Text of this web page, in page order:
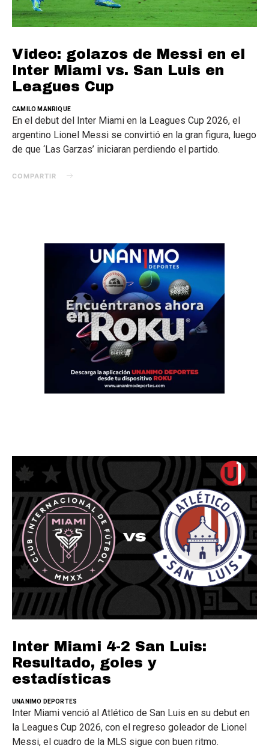
Video: golazos de Messi en el
Inter Miami vs. San Luis en
Leagues Cup
CAMILO MANRIQUE
En el debut del Inter Miami en la Leagues Cup 2026, el
argentino Lionel Messi se convirtió en la gran figura, luego
de que ‘Las Garzas’ iniciaran perdiendo el partido.
COMPARTIR
Inter Miami 4-2 San Luis:
Resultado, goles y
estadísticas
UNANIMO DEPORTES
Inter Miami venció al Atlético de San Luis en su debut en
la Leagues Cup 2026, con el regreso goleador de Lionel
Messi, el cuadro de la MLS sigue con buen ritmo.